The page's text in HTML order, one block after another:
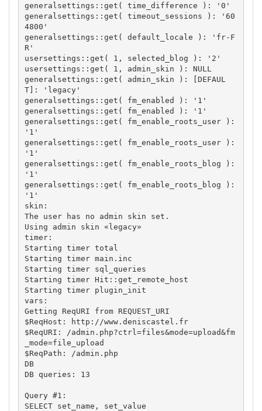
generalsettings::get( time_difference ): '0'
generalsettings::get( timeout_sessions ): '60
4800'
generalsettings::get( default_locale ): 'fr-F
R'
usersettings::get( 1, selected_blog ): '2'
usersettings::get( 1, admin_skin ): NULL
generalsettings::get( admin_skin ): [DEFAUL
T]: 'legacy'
generalsettings::get( fm_enabled ): '1'
generalsettings::get( fm_enabled ): '1'
generalsettings::get( fm_enable_roots_user ):
'1'
generalsettings::get( fm_enable_roots_user ):
'1'
generalsettings::get( fm_enable_roots_blog ):
'1'
generalsettings::get( fm_enable_roots_blog ):
'1'
skin:
The user has no admin skin set.
Using admin skin «legacy»
timer:
Starting timer total
Starting timer main.inc
Starting timer sql_queries
Starting timer Hit::get_remote_host
Starting timer plugin_init
vars:
Getting ReqURI from REQUEST_URI
$ReqHost: http://www.deniscastel.fr
$ReqURI: /admin.php?ctrl=files&mode=upload&fm
_mode=file_upload
$ReqPath: /admin.php
DB
DB queries: 13
Query #1:
SELECT set_name, set_value